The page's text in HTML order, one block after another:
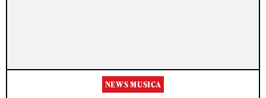
NEWS MUSICA